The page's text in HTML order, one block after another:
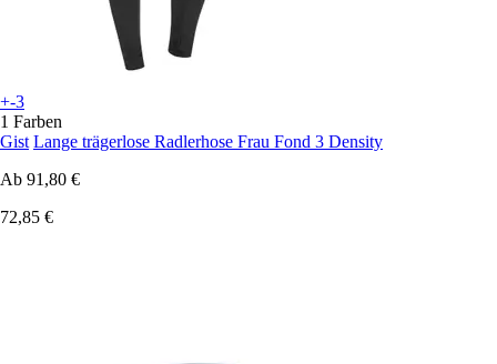
+-3
1 Farben
Gist Lange trägerlose Radlerhose Frau Fond 3 Density
Ab 91,80 €
72,85 €